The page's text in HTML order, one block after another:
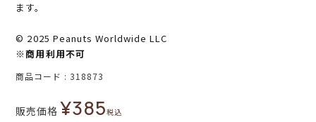
ます。
© 2025 Peanuts Worldwide LLC
※商用利用不可
商品コード 318873
販売価格 ¥385税込